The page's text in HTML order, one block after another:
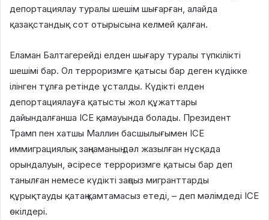
депортациялау туралы шешім шығарған, алайда
қазақстандық сот отырысына келмей қалған.
Еламан Балтагерейді елден шығару туралы түпкілікті
шешімі бар. Ол терроризмге қатысы бар деген күдікке
ілінген тұлға ретінде ұсталды. Күдікті елден
депортациялауға қатысты жол құжаттары
дайындалғанша ICE қамауында болады. Президент
Трамп пен хатшы Маллин басшылығымен ICE
иммиграциялық заңнаманың дәл жазылған нұсқада
орындалуын, әсіресе терроризмге қатысы бар деп
танылған немесе күдікті заңсыз мигранттарды
құрықтауды қатаң қамтамасыз етеді, – деп мәлімдеді ICE
өкілдері.